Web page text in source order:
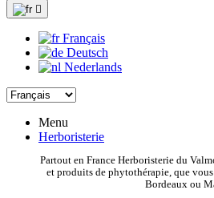

Français
Deutsch
Nederlands
Menu
Herboristerie
Partout en France Herboristerie du
et produits de phytothérapie, que
Bordeaux ou